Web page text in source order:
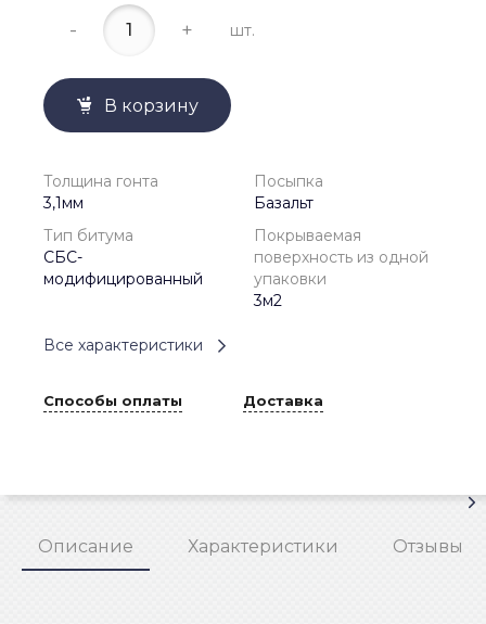
- + шт.
В корзину
Толщина гонта
3,1мм
Посыпка
Базальт
Тип битума
СБС-
модифицированный
Покрываемая
поверхность из одной
упаковки
3м2
Все характеристики
Способы оплаты Доставка
Описание Характеристики Отзывы